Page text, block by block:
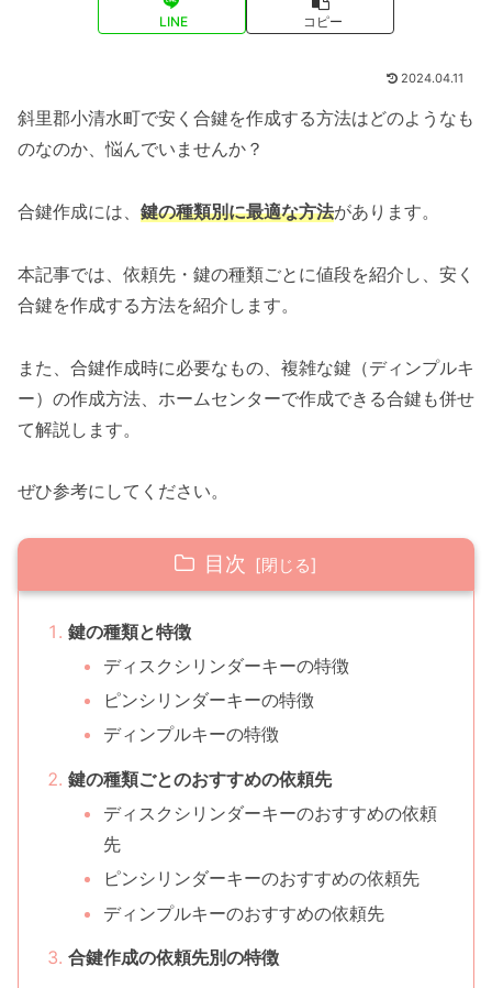
LINE コピー
2024.04.11
斜里郡小清水町で安く合鍵を作成する方法はどのようなも
のなのか、悩んでいませんか？
合鍵作成には、 鍵の種類別に最適な方法があります。
本記事では、依頼先・鍵の種類ごとに値段を紹介し、安く
合鍵を作成する方法を紹介します。
また、合鍵作成時に必要なもの、複雑な鍵（ディンプルキ
ー）の作成方法、ホームセンターで作成できる合鍵も併せ
て解説します。
ぜひ参考にしてください。
目次
鍵の種類と特徴
ディスクシリンダーキーの特徴
ピンシリンダーキーの特徴
ディンプルキーの特徴
鍵の種類ごとのおすすめの依頼先
ディスクシリンダーキーのおすすめの依頼
先
ピンシリンダーキーのおすすめの依頼先
ディンプルキーのおすすめの依頼先
合鍵作成の依頼先別の特徴